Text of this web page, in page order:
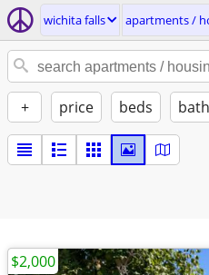
wichita falls apartments /
+ price beds
$2,000